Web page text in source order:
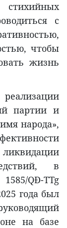
с
чтобы
жизнь
партии и
народа»,
в
QĐ-TTg
года был
на базе